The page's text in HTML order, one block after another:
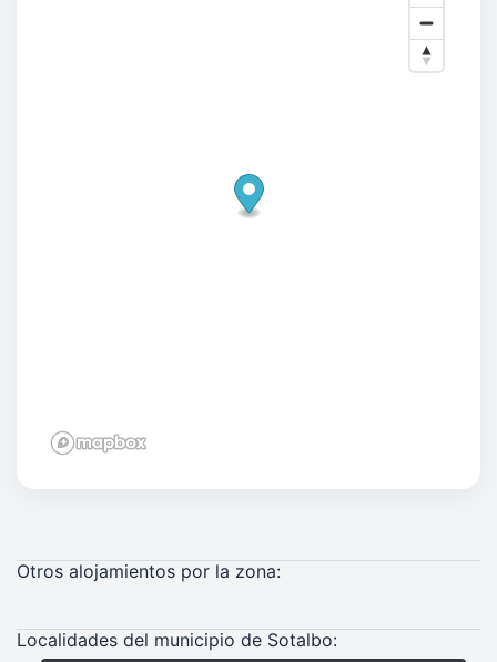
Otros alojamientos por la zona:
Localidades del municipio de Sotalbo: